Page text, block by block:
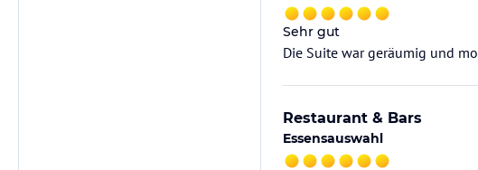
Sehr gut
Die Suite war geräumig und
Restaurant & Bars
Essensauswahl